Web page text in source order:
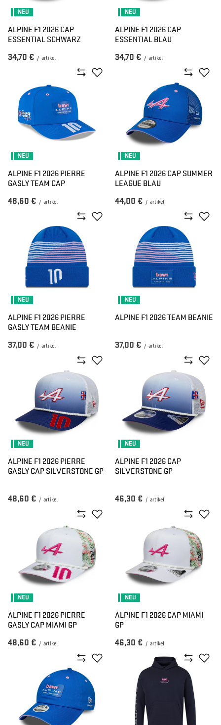
NEU
ALPINE F1 2026 CAP
ESSENTIAL SCHWARZ
34,70 € / artikel
NEU
ALPINE F1 2026 CAP
ESSENTIAL BLAU
34,70 € / artikel
NEU
ALPINE F1 2026 PIERRE
GASLY TEAM CAP
48,60 € / artikel
NEU
ALPINE F1 2026 CAP SUMMER
LEAGUE BLAU
44,00 € / artikel
NEU
ALPINE F1 2026 PIERRE
GASLY TEAM BEANIE
37,00 € / artikel
NEU
ALPINE F1 2026 TEAM BEANIE
37,00 € / artikel
NEU
ALPINE F1 2026 PIERRE
GASLY CAP SILVERSTONE GP
48,60 € / artikel
NEU
ALPINE F1 2026 CAP
SILVERSTONE GP
46,30 € / artikel
NEU
ALPINE F1 2026 PIERRE
GASLY CAP MIAMI GP
48,60 € / artikel
NEU
ALPINE F1 2026 CAP MIAMI
GP
46,30 € / artikel